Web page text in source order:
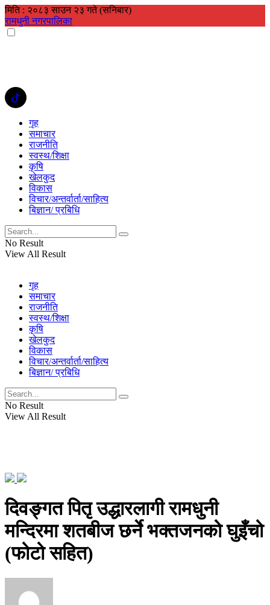
मिति : २०८३ साउन २३ गते (सनिबार)
रामधुनी नगरपालिका
गृह
समाचार
राजनीति
स्वस्थ/शिक्षा
कृषि
खेलकुद
विकास
विचार/अन्तर्वार्ता/साहित्य
बिज्ञान/ प्रबिधि
No Result
View All Result
गृह
समाचार
राजनीति
स्वस्थ/शिक्षा
कृषि
खेलकुद
विकास
विचार/अन्तर्वार्ता/साहित्य
बिज्ञान/ प्रबिधि
No Result
View All Result
दिवङ्गत पितृ उद्धारलागी रामधुनी
मन्दिरमा शतबीज छर्ने भक्तजनको घुइँचो
(फोटो सहित)